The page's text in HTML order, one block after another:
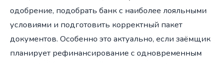
одобрение, подобрать банк с наиболее лояльными
условиями и подготовить корректный пакет
документов. Особенно это актуально, если заёмщик
планирует рефинансирование с одновременным